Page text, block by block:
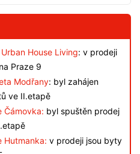
House Living: v prodeji
Praze 9
Modřany: byl zahájen
ve II.etapě
Čámovka: byl spuštěn prodej
Hutmanka: v prodeji jsou byty